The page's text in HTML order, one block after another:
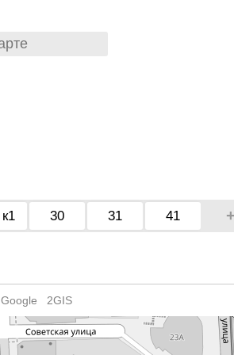
30 31 41
Google 2GIS